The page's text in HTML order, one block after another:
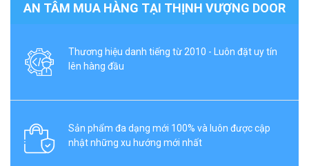
AN TÂM MUA HÀNG TẠI THỊNH VƯỢNG DOOR
Thương hiệu danh tiếng từ 2010 - Luôn đặt uy tín
lên hàng đầu
Sản phẩm đa dạng mới 100% và luôn được cập
nhật những xu hướng mới nhất